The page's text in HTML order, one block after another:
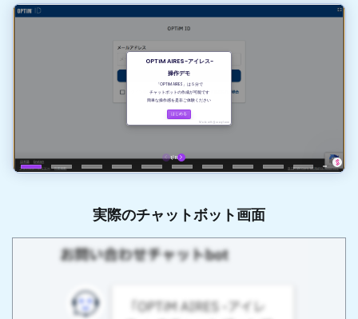
実際のチャットボット画面